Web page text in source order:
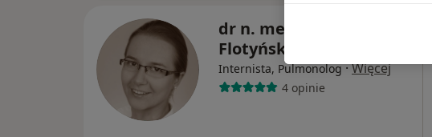
dr n. med. Anna
Flotyńska-Adamczyk
Internista, Pulmonolog·Więcej
4 opinie